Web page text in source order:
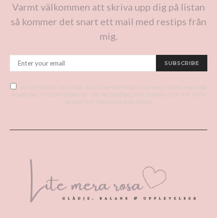
Varmt välkommen att skriva upp dig på listan
så kommer det snart ett mail med restips från
mig.
SUBSCRIBE
BY CHECKING THIS BOX, YOU CONFIRM THAT YOU HAVE READ AND ARE
AGREEING TO OUR TERMS OF USE REGARDING THE STORAGE OF THE DATA
SUBMITTED THROUGH THIS FORM.